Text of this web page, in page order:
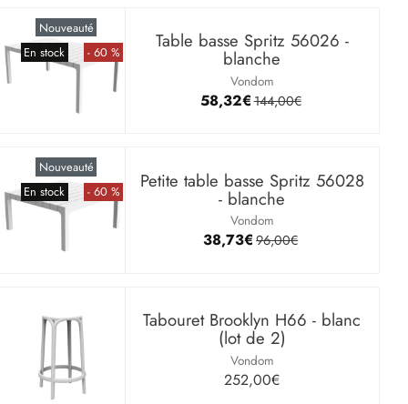
Nouveauté
En stock
- 60 % Table basse Spritz 56026 -
blanche
Vondom
58,32€144,00€
Nouveauté
En stock
- 60 % Petite table basse Spritz 56028
- blanche
Vondom
38,73€ 96,00€
Tabouret Brooklyn H66 - blanc
(lot de 2)
Vondom
252,00€